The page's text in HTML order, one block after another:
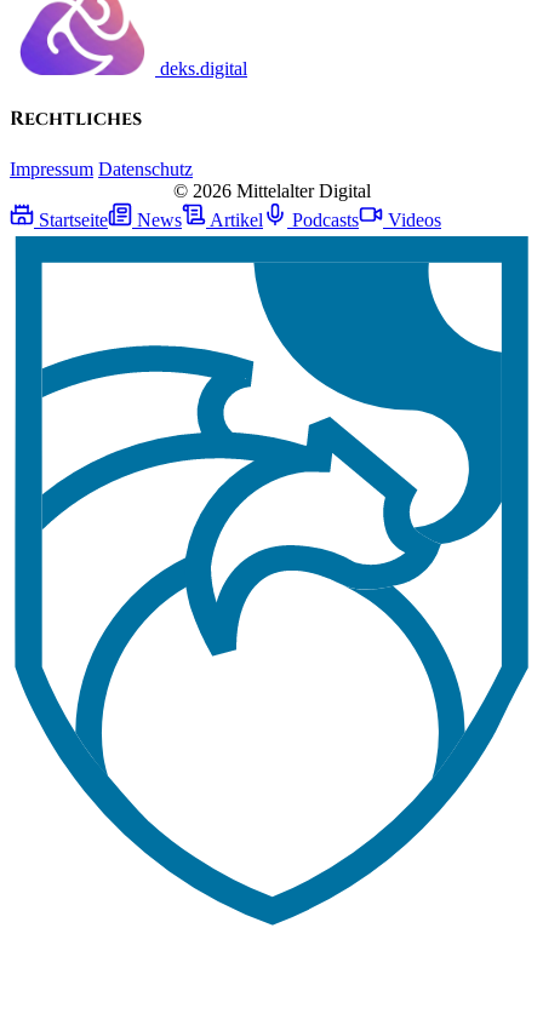
deks.digital
Rechtliches
Impressum Datenschutz
© 2026 Mittelalter Digital
Startseite
News Artikel Podcasts Videos